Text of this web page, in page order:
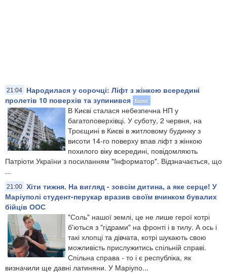
21:04
Народилася у сорочці: Ліфт з жінкою всередині
пролетів 10 поверхів та зупинився Блог
В Києві сталася небезпечна НП у
багатоповерхівці. У суботу, 2 червня, на
Троєщині в Києві в житловому будинку з
висоти 14-го поверху впав ліфт з жінкою
похилого віку всередині, повідомляють
Патріоти України з посиланням "Інформатор". Відзначається, що
...
21:00 Хіти тижня. На вигляд - зовсім дитина, а яке серце! У
Маріуполі студент-перукар вразив своїм вчинком бувалих
бійців ООС
"Соль" нашої землі, це не лише герої котрі
б'ються з "гідрами" на фронті і в тилу. А ось і
такі хлопці та дівчата, котрі шукають свою
можливість прислужитись спільній справі.
Спільна справа - то і є республіка, як
визначили ще давні латиняни. У Маріупо...